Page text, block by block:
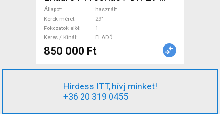
használt ELADÓ
Állapot
használt
Kerék méret
29"
Fokozatok elöl
1
Keres / Kínál
ELADÓ
850 000 Ft
Hirdess ITT, hívj minket!
+36 20 319 0455